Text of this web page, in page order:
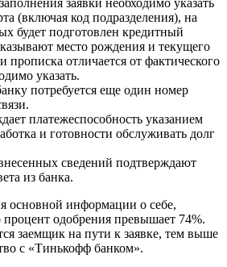
заявки необходимо указать
(включая код подразделения), на
будет подготовлен кредитный
место рождения и текущего
прописка отличается от фактического
указать.
потребуется еще один номер
платежеспособность указанием
и готовности обслуживать долг
сведений подтверждают
из банка.
основной информации о себе,
одобрения превышает 74%.
заемщик на пути к заявке, тем выше
с «Тинькофф банком».